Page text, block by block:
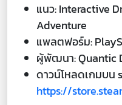
แนว: Interactive
Adventure
แพลตฟอร์ม:
ผู้พัฒนา: Quantic
ดาวน์โหลดเกมบน
https://